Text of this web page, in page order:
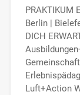
PRAKTIKUM
Berlin |
DICH
Luft+Action